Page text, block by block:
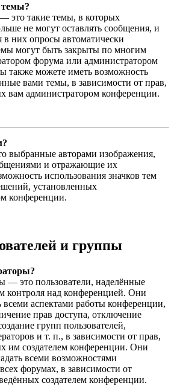
темы?
это такие темы, в которых
не могут оставлять сообщения, и
в них опросы автоматически
могут быть закрыты по многим
форума или администратором
также можете иметь возможность
вами темы, в зависимости от прав,
вам администратором конференции.
выбранные авторами изображения,
и отражающие их
использования значков тем
установленных
конференции.
и группы
— это пользователи, наделённые
контроля над конференцией. Они
всеми аспектами работы конференции,
прав доступа, отключение
групп пользователей,
и т. п., в зависимости от прав,
им создателем конференции. Они
всеми возможностями
форумах, в зависимости от
создателем конференции.